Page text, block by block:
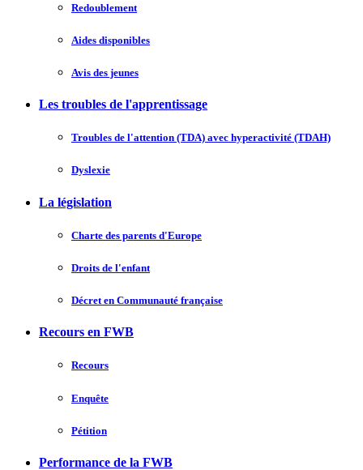
Redoublement
Aides disponibles
Avis des jeunes
Les troubles de l'apprentissage
Troubles de l'attention (TDA) avec hyperactivité (TDAH)
Dyslexie
La législation
Charte des parents d'Europe
Droits de l'enfant
Décret en Communauté française
Recours en FWB
Recours
Enquête
Pétition
Performance de la FWB